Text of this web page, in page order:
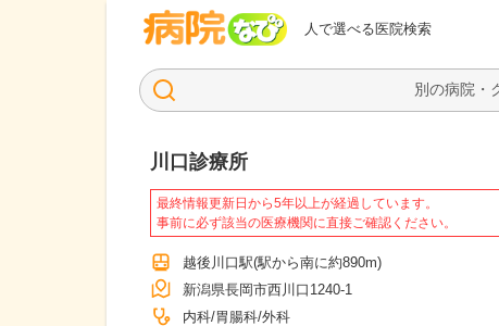
人で選べる医院検索
病院なび
川口診療所
最終情報更新日から5年以上が経過しています。
事前に必ず該当の医療機関に直接ご確認ください。
越後川口駅(駅から南に約890m)
新潟県長岡市西川口1240-1
内科 胃腸科 外科